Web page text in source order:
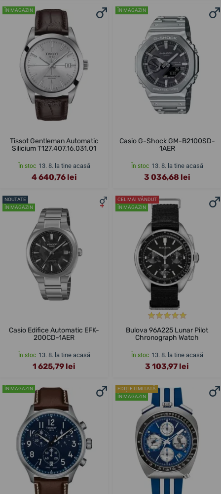
ÎN MAGAZIN
Tissot Gentleman Automatic
Silicium T127.407.16.031.01
În stoc 13. 8. la tine acasă
4 640,76 lei
ÎN MAGAZIN
Casio G-Shock GM-B2100SD-
1AER
În stoc 13. 8. la tine acasă
3 036,68 lei
NOUTATE
ÎN MAGAZIN
Casio Edifice Automatic EFK-
200CD-1AER
În stoc 13. 8. la tine acasă
1 625,79 lei
CEL MAI VÂNDUT
ÎN MAGAZIN
Bulova 96A225 Lunar Pilot
Chronograph Watch
În stoc 13. 8. la tine acasă
3 103,97 lei
ÎN MAGAZIN
EDIȚIE LIMITATĂ
ÎN MAGAZIN